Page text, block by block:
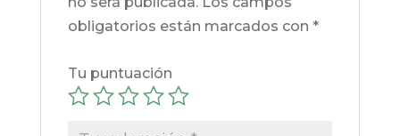
obligatorios están marcados con *
Tu puntuación